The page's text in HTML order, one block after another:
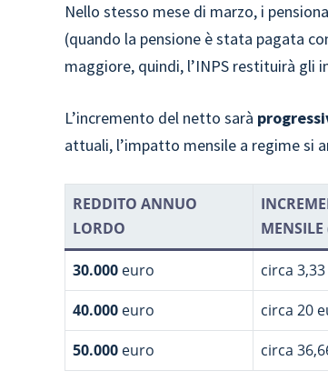
Nello stesso mese di marzo, i
(quando la pensione è stata pagata
maggiore, quindi, l’INPS restituirà gli
L’incremento del netto sarà
attuali, l’impatto mensile a regime si
REDDITO ANNUO
LORDO
MENSILE
30.000 euro circa
40.000 euro circa 20
50.000 euro circa